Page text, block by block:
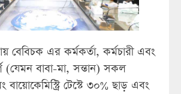
বেবিচক এর কর্মকর্তা, কর্মচারী এবং
(যেমন বাবা-মা, সন্তান) সকল
টেস্টে ৩০% ছাড় এবং